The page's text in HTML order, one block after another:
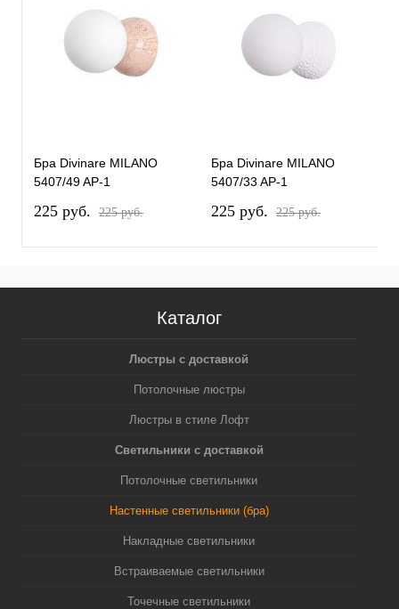
Бра Divinare MILANO
5407/49 AP-1
225 pуб. 225 pуб.
Бра Divinare MILANO
5407/33 AP-1
225 pуб. 225 pуб.
Каталог
Люстры с доставкой
Потолочные люстры
Люстры в стиле Лофт
Светильники с доставкой
Потолочные светильники
Настенные светильники (бра)
Накладные светильники
Встраиваемые светильники
Точечные светильники